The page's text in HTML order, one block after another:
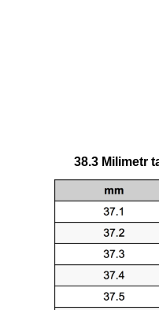
38.3 Milimetr